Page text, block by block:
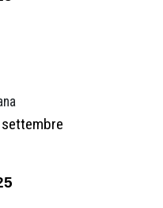
settembre